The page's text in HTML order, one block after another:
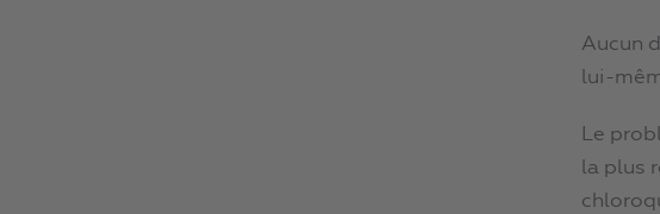
Aucun
lui-
Le
la plus